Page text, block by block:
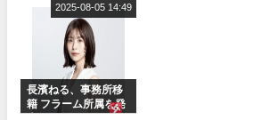
Break』オフィシャ
ルグッズ解禁
長濱ねる、事務所移
籍 フラーム所属を発
2025-08-05 14:49